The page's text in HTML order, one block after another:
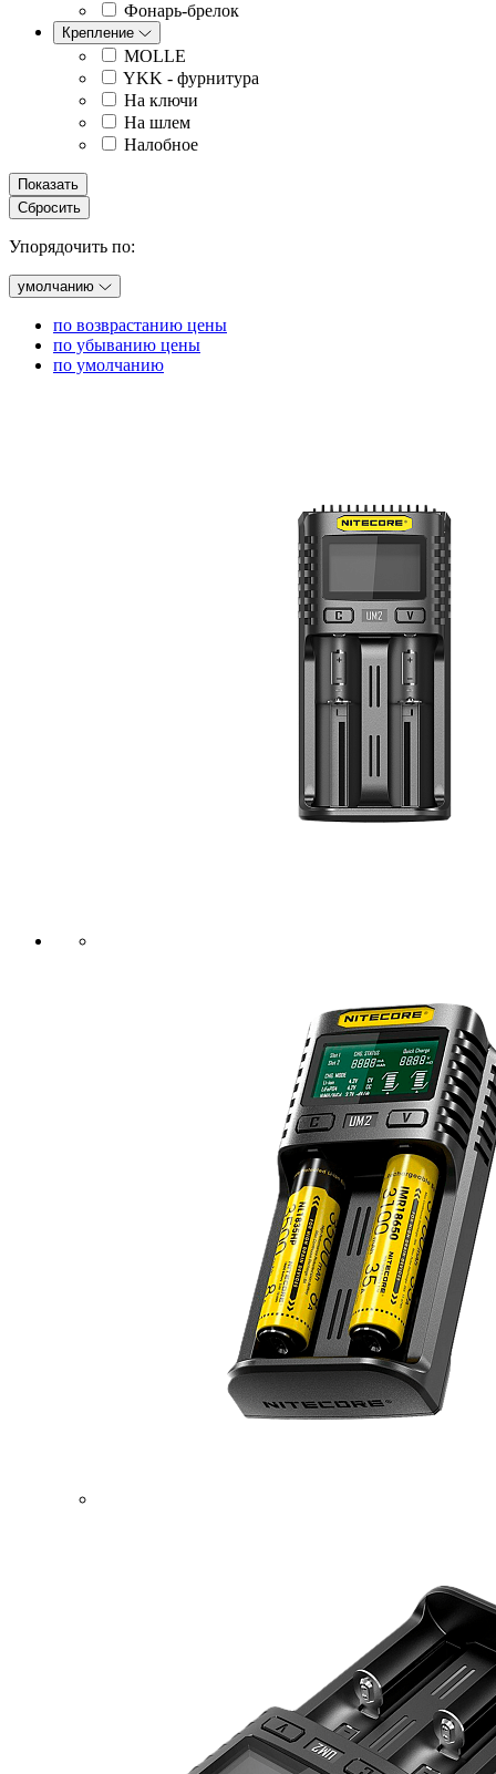
Фонарь-брелок
Крепление
MOLLE
YKK - фурнитура
На ключи
На шлем
Налобное
Показать
Сбросить
Упорядочить по:
умолчанию
по возврастанию цены
по убыванию цены
по умолчанию